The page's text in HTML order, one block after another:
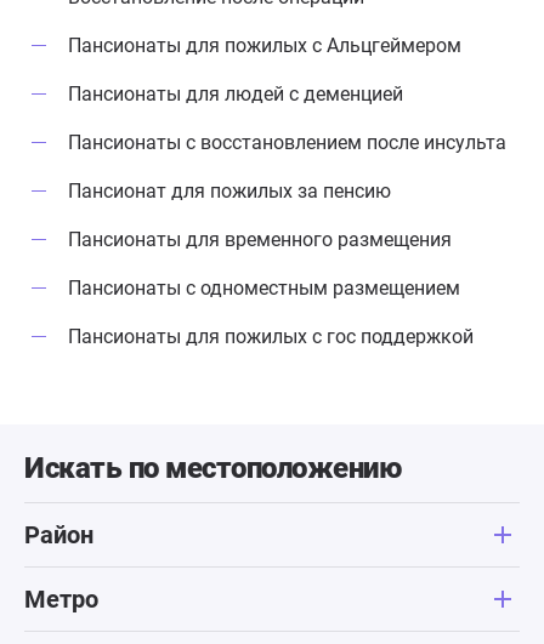
Пансионаты для пожилых с Альцгеймером
Пансионаты для людей с деменцией
Пансионаты с восстановлением после инсульта
Пансионат для пожилых за пенсию
Пансионаты для временного размещения
Пансионаты с одноместным размещением
Пансионаты для пожилых с гос поддержкой
Искать по местоположению
Район
Метро